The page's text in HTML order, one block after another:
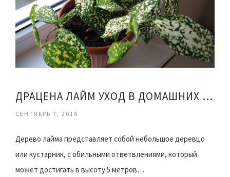
ДРАЦЕНА ЛАЙМ УХОД В ДОМАШНИХ УСЛОВИЯХ
СЕНТЯБРЬ 7, 2016
Дерево лайма представляет собой небольшое деревцо
или кустарник, с обильными ответвлениями, который
может достигать в высоту 5 метров…